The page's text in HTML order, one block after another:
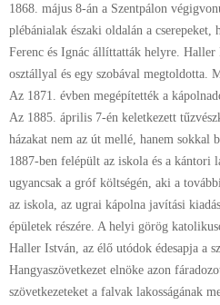
1868. május 8-án a Szentpálon
plébánialak északi oldalán a
Ferenc és Ignác állíttatták helyre.
osztállyal és egy szobával megtoldotta.
Az 1871. évben megépítették a
Az 1885. április 7-én keletkezett
házakat nem az út mellé, hanem sokkal
1887-ben felépült az iskola és a kántori
ugyancsak a gróf költségén, aki a
az iskola, az ugrai kápolna javítási
épületek részére. A helyi görög
Haller István, az élő utódok édesapja a
Hangyaszövetkezet elnöke azon
szövetkezeteket a falvak lakosságának